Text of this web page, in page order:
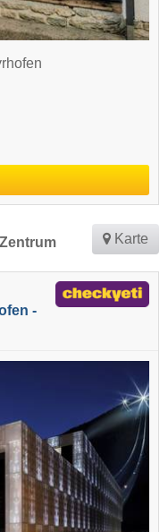
Karte
-